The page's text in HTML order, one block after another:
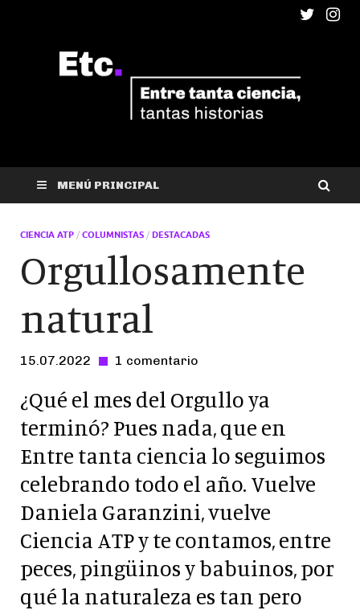
ETC
MENÚ PRINCIPAL
CIENCIA ATP / COLUMNISTAS / DESTACADAS
Orgullosamente
natural
15.07.2022 1 comentario
¿Qué el mes del Orgullo ya
terminó? Pues nada, que en
Entre tanta ciencia lo seguimos
celebrando todo el año. Vuelve
Daniela Garanzini, vuelve
Ciencia ATP y te contamos, entre
peces, pingüinos y babuinos, por
qué la naturaleza es tan pero